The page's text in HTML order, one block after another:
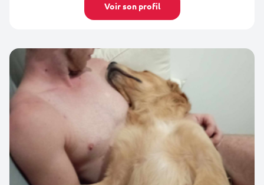
Voir son profil